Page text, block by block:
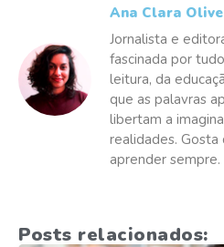
Ana Clara
Jornalista e
fascinada por
leitura, da
que as palavras
libertam a
realidades. Gosta
aprender sempre.
Posts relacionados: